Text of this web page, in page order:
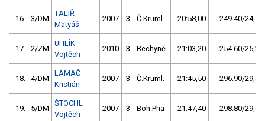
16. 3/DM
TALÍŘ
Matyáš
2007 3 Č.Kruml. 20:58,00 249.40/24,7
17. 2/ZM
UHLÍK
Vojtěch
2010 3 Bechyně 21:03,20 254.60/25,2
18. 4/DM
LAMAČ
Kristián
2007 3 Č.Kruml. 21:45,50 296.90/29,4
19. 5/DM
ŠTOCHL
Vojtěch
2007 3 Boh.Pha 21:47,40 298.80/29,6